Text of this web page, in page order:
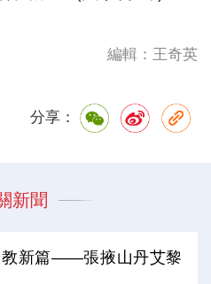
編輯：王奇英
分享：
新聞
教新篇——張掖山丹艾黎